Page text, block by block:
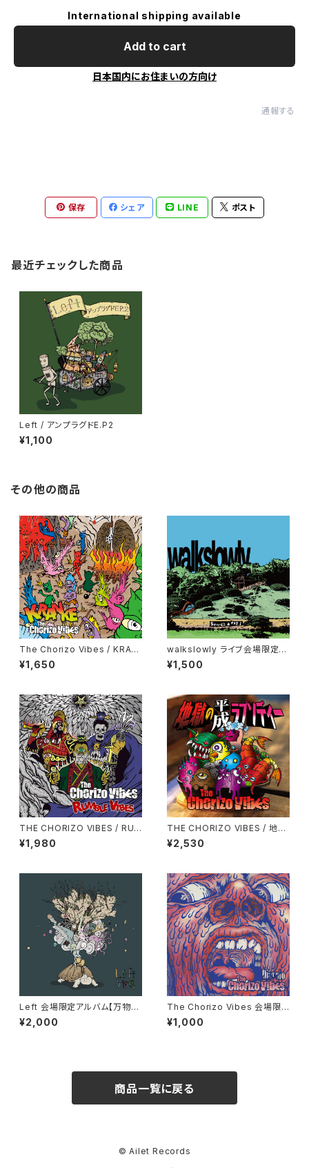
International shipping available
Add to cart
日本国内にお住まいの方向け
通報する
保存 シェア LINE ポスト
最近チェックした商品
Left / アンプラグドE.P2
¥1,100
その他の商品
The Chorizo Vibes / KRAN
KE
¥1,650
walkslowly ライブ会場限定ア
ルバム【search a ray Ⅰ】
¥1,500
THE CHORIZO VIBES / RU
MBLE VIBES
¥1,980
THE CHORIZO VIBES / 地獄
の平成ラプソディー
¥2,530
Left 会場限定アルバム【万物
想】
¥2,000
The Chorizo Vibes 会場限
定シングル「Diavolo」
¥1,000
商品一覧に戻る
© Ailet Records